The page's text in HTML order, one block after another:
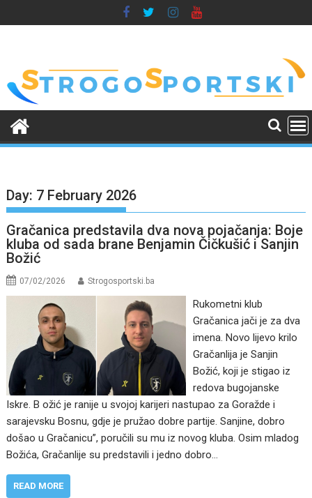
to
Day: 7 February 2026
Gračanica predstavila dva nova pojačanja: Boje
kluba od sada brane Benjamin Čičkušić i Sanjin
Božić
07/02/2026 Strogosportski.ba
Rukometni klub
Gračanica jači je za dva
imena. Novo lijevo krilo
Gračanlija je Sanjin
Božić, koji je stigao iz
redova bugojanske
Iskre. B ožić je ranije u svojoj karijeri nastupao za Goražde i
sarajevsku Bosnu, gdje je pružao dobre partije. Sanjine, dobro
došao u Gračanicu”, poručili su mu iz novog kluba. Osim mladog
Božića, Gračanlije su predstavili i jedno dobro…
READ MORE